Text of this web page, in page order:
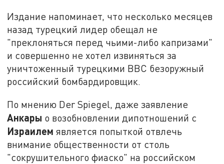
Издание напоминает, что несколько месяцев
назад турецкий лидер обещал не
"преклоняться перед чьими-либо капризами"
и совершенно не хотел извиняться за
уничтоженный турецкими ВВС безоружный
российский бомбардировщик.
По мнению Der Spiegel, даже заявление
Анкары о возобновлении дипотношений с
Израилем является попыткой отвлечь
внимание общественности от столь
"сокрушительного фиаско" на российском